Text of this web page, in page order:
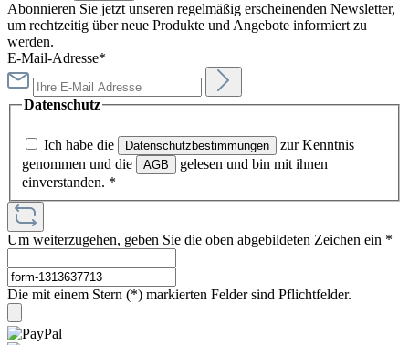
Abonnieren Sie jetzt unseren regelmäßig erscheinenden Newsletter,
um rechtzeitig über neue Produkte und Angebote informiert zu
werden.
E-Mail-Adresse*
Datenschutz
Ich habe die Datenschutzbestimmungen
zur Kenntnis
genommen und die
AGB
gelesen und bin mit ihnen
einverstanden. *
Um weiterzugehen, geben Sie die oben abgebildeten Zeichen ein *
Die mit einem Stern (*) markierten Felder sind Pflichtfelder.